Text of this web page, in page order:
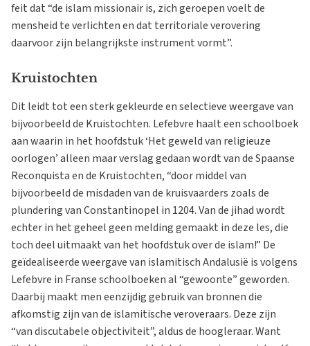
feit dat “de islam missionair is, zich geroepen voelt de
mensheid te verlichten en dat territoriale verovering
daarvoor zijn belangrijkste instrument vormt”.
Kruistochten
Dit leidt tot een sterk gekleurde en selectieve weergave van
bijvoorbeeld de Kruistochten. Lefebvre haalt een schoolboek
aan waarin in het hoofdstuk ‘Het geweld van religieuze
oorlogen’ alleen maar verslag gedaan wordt van de Spaanse
Reconquista en de Kruistochten, “door middel van
bijvoorbeeld de misdaden van de kruisvaarders zoals de
plundering van Constantinopel in 1204. Van de jihad wordt
echter in het geheel geen melding gemaakt in deze les, die
toch deel uitmaakt van het hoofdstuk over de islam!” De
geïdealiseerde weergave van islamitisch Andalusië is volgens
Lefebvre in Franse schoolboeken al “gewoonte” geworden.
Daarbij maakt men eenzijdig gebruik van bronnen die
afkomstig zijn van de islamitische veroveraars. Deze zijn
“van discutabele objectiviteit”, aldus de hoogleraar. Want